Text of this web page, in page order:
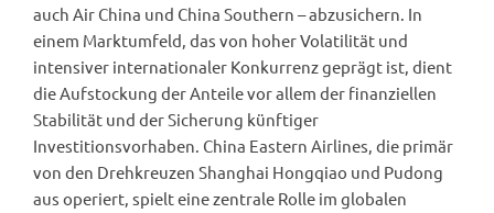
auch Air China und China Southern – abzusichern. In
einem Marktumfeld, das von hoher Volatilität und
intensiver internationaler Konkurrenz geprägt ist, dient
die Aufstockung der Anteile vor allem der finanziellen
Stabilität und der Sicherung künftiger
Investitionsvorhaben. China Eastern Airlines, die primär
von den Drehkreuzen Shanghai Hongqiao und Pudong
aus operiert, spielt eine zentrale Rolle im globalen